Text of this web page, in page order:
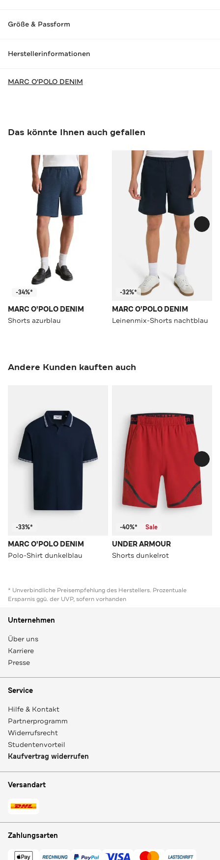
Größe & Passform
Herstellerinformationen
MARC O'POLO DENIM
Das könnte Ihnen auch gefallen
-34%*
MARC O'POLO DENIM
Shorts azurblau
-32%*
MARC O'POLO DENIM
Leinenmix-Shorts nachtblau
Andere Kunden kauften auch
-33%*
MARC O'POLO DENIM
Polo-Shirt dunkelblau
-40%* Sale
UNDER ARMOUR
Shorts dunkelrot
* Unverbindliche Preisempfehlung des Herstellers. Prozentuale
Ersparnis ggü. der UVP, sofern vorhanden
Unternehmen
Über uns
Karriere
Presse
Service
Hilfe & Kontakt
Partnerprogramm
Widerrufsrecht
Studentenvorteil
Kaufvertrag widerrufen
Versandart
Zahlungsarten